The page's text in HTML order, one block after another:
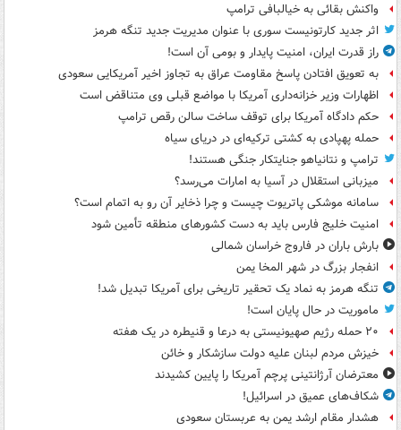
واکنش بقائی به خیالبافی ترامپ
اثر جدید کارتونیست سوری با عنوان مدیریت جدید تنگه هرمز
راز قدرت ایران، امنیت پایدار و بومی آن است!
به تعویق افتادن پاسخ مقاومت عراق به تجاوز اخیر آمریکایی سعودی
اظهارات وزیر خزانه‌داری آمریکا با مواضع قبلی وی متناقض است
حکم دادگاه آمریکا برای توقف ساخت سالن رقص ترامپ
حمله پهپادی به کشتی ترکیه‌ای در دریای سیاه
ترامپ و نتانیاهو جنایتکار جنگی هستند!
میزبانی استقلال در آسیا به امارات می‌رسد؟
سامانه موشکی پاتریوت چیست و چرا ذخایر آن رو به اتمام است؟
امنیت خلیج فارس باید به دست کشورهای منطقه تأمین شود
بارش باران در فاروج خراسان شمالی
انفجار بزرگ در شهر المخا یمن
تنگه هرمز به نماد یک تحقیر تاریخی برای آمریکا تبدیل شد!
ماموریت در حال پایان است!
۲۰ حمله رژیم صهیونیستی به درعا و قنیطره در یک هفته
خیزش مردم لبنان علیه دولت سازشکار و خائن
معترضان آرژانتینی پرچم آمریکا را پایین کشیدند
شکاف‌های عمیق در اسرائیل!
هشدار مقام ارشد یمن به عربستان سعودی